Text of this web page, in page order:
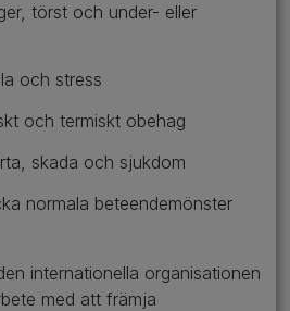
törst och under- eller
och stress
och termiskt obehag
skada och sjukdom
normala beteendemönster
internationella organisationen
med att främja